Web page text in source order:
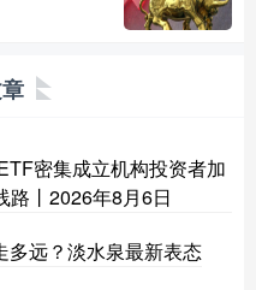
密集成立机构投资者加
路丨2026年8月6日
多远？淡水泉最新表态